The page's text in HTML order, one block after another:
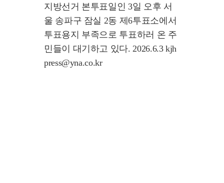
지방선거 본투표일인 3일 오후 서
울 송파구 잠실 2동 제6투표소에서
투표용지 부족으로 투표하러 온 주
민들이 대기하고 있다. 2026.6.3 kjh
press@yna.co.kr